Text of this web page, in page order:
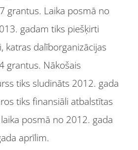
grantus. Laika posmā no
gadam tiks piešķirti
katras dalīborganizācijas
grantus. Nākošais
tiks sludināts 2012. gada
tiks finansiāli atbalstītas
posmā no 2012. gada
aprīlim.